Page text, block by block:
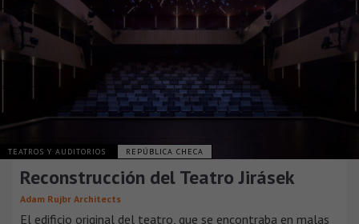
TEATROS Y AUDITORIOS REPÚBLICA CHECA
Reconstrucción del Teatro Jirásek
Adam Rujbr Architects
El edificio original del teatro, que se encontraba en malas